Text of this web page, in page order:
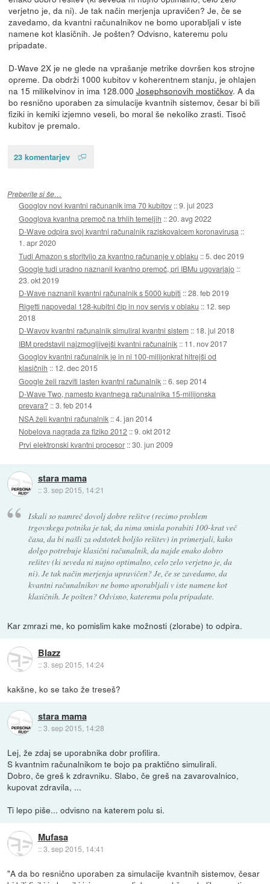
verjetno je, da ni). Je tak način merjenja upravičen? Je, če se
zavedamo, da kvantni računalnikov ne bomo uporabljali v iste
namene kot klasičnih. Je pošten? Odvisno, kateremu polu
pripadate.
D-Wave 2X je ne glede na vprašanje metrike dovršen kos strojne
opreme. Da obdrži 1000 kubitov v koherentnem stanju, je ohlajen
na 15 milikelvinov in ima 128.000 Josephsonovih mostičkov. A da
bo resnično uporaben za simulacije kvantnih sistemov, česar bi bili
fiziki in kemiki izjemno veseli, bo moral še nekoliko zrasti. Tisoč
kubitov je premalo.
23 komentarjev
Preberite si še…
Googlov novi kvantni računanik ima 70 kubitov ::9. jul 2023
Googlova kvantna premoč na trhlih temeljih ::20. avg 2022
D-Wave odpira svoj kvantni računalnik raziskovalcem koronavirusa ::
1. apr 2020
Tudi Amazon s storitvijo za kvantno računanje v oblaku ::5. dec 2019
Google tudi uradno naznanil kvantno premoč, pri IBMu ugovarjajo ::
23. okt 2019
D-Wave naznanil kvantni računalnik s 5000 kubiti ::28. feb 2019
Rigetti napovedal 128-kubitni čip in nov servis v oblaku :: 12. sep
2018
D-Wavov kvantni računalnik simuliral kvantni sistem :: 18. jul 2018
IBM predstavil najzmogljivejši kvantni računalnik :: 11. nov 2017
Googlov kvantni računalnik je in ni 100-milijonkrat hitrejši od
klasičnih :: 12. dec 2015
Google želi razviti lasten kvantni računalnik ::6. sep 2014
D-Wave Two, namesto kvantnega računalnika 15-milijonska
prevara? ::3. feb 2014
NSA želi kvantni računalnik ::4. jan 2014
Nobelova nagrada za fiziko 2012 ::9. okt 2012
Prvi elektronski kvantni procesor ::30. jun 2009
stara mama
::3. sep 2015, 14:21
Iskali so namreč dovolj dobre rešitve (recimo problem
trgovskega potnika je tak, da nima smisla porabiti 100-krat več
časa, da bi našli za odstotek boljšo rešitev) in primerjali, kako
dolgo potrebuje klasični računalnik, da najde enako dobro
rešitev (ki seveda ni nujno optimalno, celo zelo verjetno je, da
ni). Je tak način merjenja upravičen? Je, če se zavedamo, da
kvantni računalnikov ne bomo uporabljali v iste namene kot
klasičnih. Je pošten? Odvisno, kateremu polu pripadate.
Kar zmrazi me, ko pomislim kake možnosti (zlorabe) to odpira.
Blazz
::3. sep 2015, 14:24
kakšne, ko se tako že treseš?
stara mama
::3. sep 2015, 14:28
Lej, že zdaj se uporabnika dobr profilira.
S kvantnim računalnikom te bojo pa praktično simulirali.
Dobro, če greš k zdravniku. Slabo, če greš na zavarovalnico,
kupovat zdravila, ...
Ti lepo piše... odvisno na katerem polu si.
Mufasa
::3. sep 2015, 14:41
"A da bo resnično uporaben za simulacije kvantnih sistemov, česar